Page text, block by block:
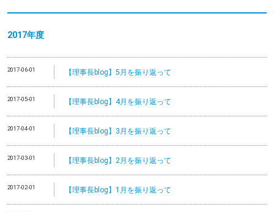
2017年度
2017-06-01 【理事長blog】5月を振り返って
2017-05-01 【理事長blog】4月を振り返って
2017-04-01 【理事長blog】3月を振り返って
2017-03-01 【理事長blog】2月を振り返って
2017-02-01 【理事長blog】1月を振り返って